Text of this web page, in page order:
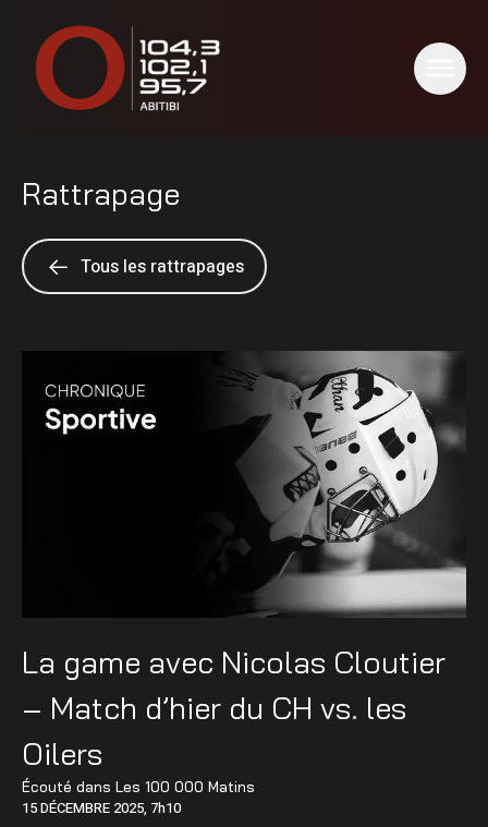
Rattrapage
Tous les rattrapages
La game avec Nicolas Cloutier
– Match d’hier du CH vs. les
Oilers
Écouté dans Les 100 000 Matins
15 DÉCEMBRE 2025, 7h10